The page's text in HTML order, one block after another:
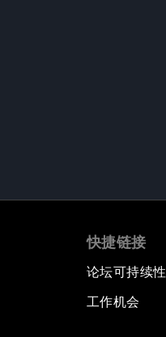
快捷链接
论坛可持续性
工作机会